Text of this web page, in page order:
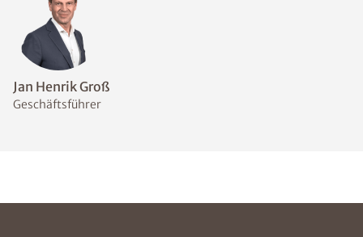
Jan Henrik Groß
Geschäftsführer